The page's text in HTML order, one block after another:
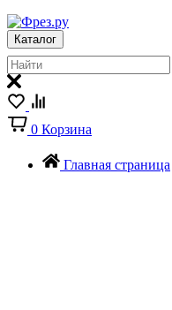
Каталог
0 Корзина
Главная страница